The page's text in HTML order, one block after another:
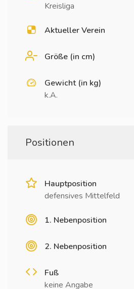
Kreisliga
Aktueller Verein
Größe (in cm)
Gewicht (in kg)
k.A.
Positionen
Hauptposition
defensives Mittelfeld
1. Nebenposition
2. Nebenposition
Fuß
keine Angabe